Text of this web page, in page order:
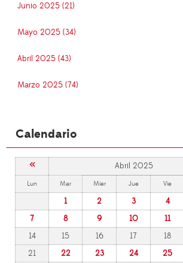
Junio 2025 (21)
Mayo 2025 (34)
Abril 2025 (43)
Marzo 2025 (74)
Calendario
« Abril 2025
Lun Mar Mier Jue Vie
1 2 3 4
7
8 9 10 11
14
15 16 17 18
21
22 23 24 25